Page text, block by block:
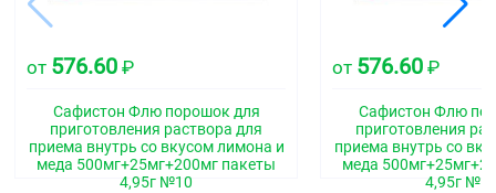
от 576.60 ₽
Сафистон Флю порошок для
приготовления раствора для
приема внутрь со вкусом лимона и
меда 500мг+25мг+200мг пакеты
4,95г №10
от 576.60 ₽
Сафистон Флю
приготовления
приема внутрь со
меда
4,95г